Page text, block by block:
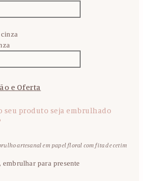
e Oferta
seu produto seja embrulhado
artesanal em papel floral com fita de cetim
embrulhar para presente